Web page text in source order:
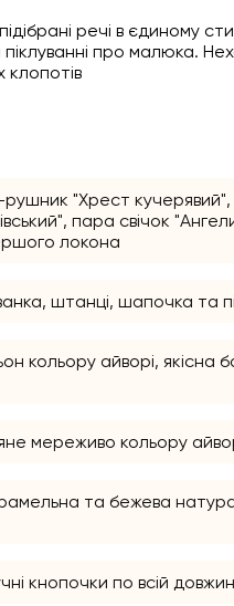
речі в єдиному
про малюка.
клопотів
"Хрест
пара свічок
локона
штанці, шапочка та
кольору айворі, якісна
мереживо кольору
та бежева
кнопочки по всій